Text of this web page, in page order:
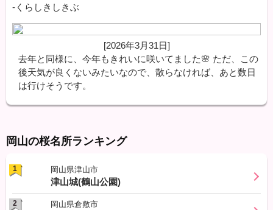
-くらしきしきぶ
[2026年3月31日]
去年と同様に、今年もきれいに咲いてました🌸 ただ、この
後天気が良くないみたいなので、散らなければ、あと数日
は行けそうです。
岡山の桜名所ランキング
1 岡山県津山市
津山城(鶴山公園)
2 岡山県倉敷市